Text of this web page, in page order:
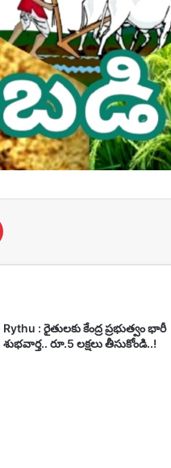
Rythu : రైతులకు కేంద్ర ప్రభుత్వం భారీ
శుభవార్త.. రూ.5 లక్షలు తీసుకోండి..!